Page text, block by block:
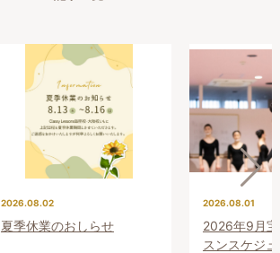
2026.08.02
夏季休業のおしらせ
2026.08.01
2026年9月
スンスケジ